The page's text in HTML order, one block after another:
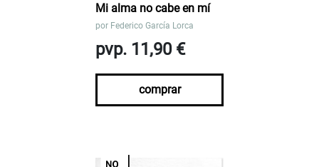
Mi alma no cabe en mí
por Federico García Lorca
pvp. 11,90 €
comprar